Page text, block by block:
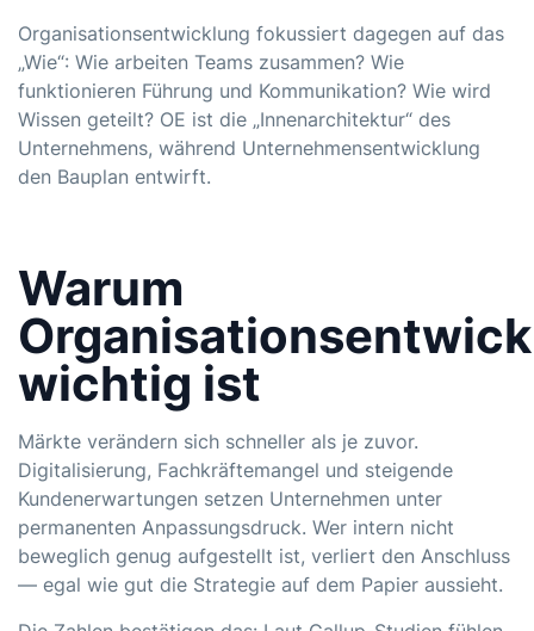
Organisationsentwicklung fokussiert dagegen auf das
„Wie“: Wie arbeiten Teams zusammen? Wie
funktionieren Führung und Kommunikation? Wie wird
Wissen geteilt? OE ist die „Innenarchitektur“ des
Unternehmens, während Unternehmensentwicklung
den Bauplan entwirft.
Warum
wichtig ist
Märkte verändern sich schneller als je zuvor.
Digitalisierung, Fachkräftemangel und steigende
Kundenerwartungen setzen Unternehmen unter
permanenten Anpassungsdruck. Wer intern nicht
beweglich genug aufgestellt ist, verliert den Anschluss
— egal wie gut die Strategie auf dem Papier aussieht.